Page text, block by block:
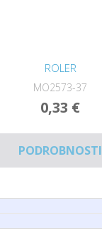
ROLER
MO2573-37
0,33 €
PODROBNOSTI